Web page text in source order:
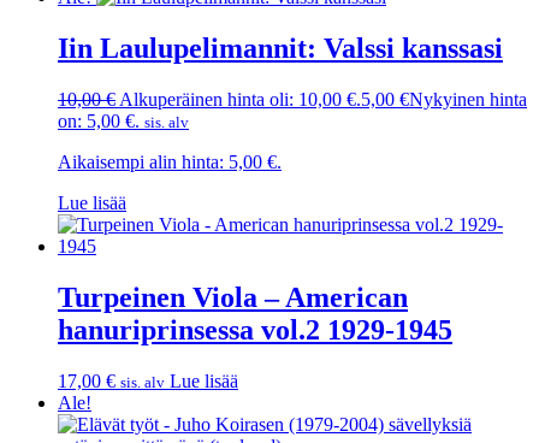
Iin Laulupelimannit: Valssi kanssasi
10,00€ Alkuperäinen hinta oli: 10,00 €.5,00 €Nykyinen hinta
on: 5,00 €. sis. alv
Aikaisempi alin hinta: 5,00 €.
Lue lisää
Turpeinen Viola – American
hanuriprinsessa vol.2 1929-1945
17,00 € sis. alv Lue lisää
Ale!